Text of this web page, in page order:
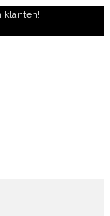
klanten!